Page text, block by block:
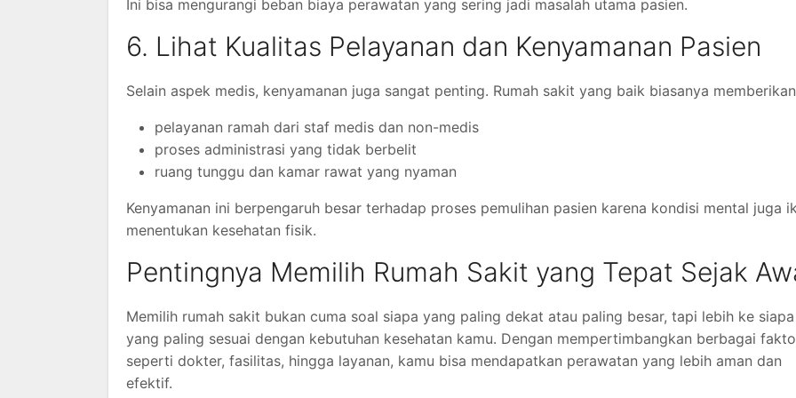
Ini bisa mengurangi beban biaya perawatan yang sering jadi masalah utama pasien.
6. Lihat Kualitas Pelayanan dan Kenyamanan Pasien
Selain aspek medis, kenyamanan juga sangat penting. Rumah sakit yang baik biasanya
pelayanan ramah dari staf medis dan non-medis
proses administrasi yang tidak berbelit
ruang tunggu dan kamar rawat yang nyaman
Kenyamanan ini berpengaruh besar terhadap proses pemulihan pasien karena kondisi mental juga
menentukan kesehatan fisik.
Pentingnya Memilih Rumah Sakit yang Tepat Sejak
Memilih rumah sakit bukan cuma soal siapa yang paling dekat atau paling besar, tapi lebih ke siapa
yang paling sesuai dengan kebutuhan kesehatan kamu. Dengan mempertimbangkan berbagai
seperti dokter, fasilitas, hingga layanan, kamu bisa mendapatkan perawatan yang lebih aman dan
efektif.